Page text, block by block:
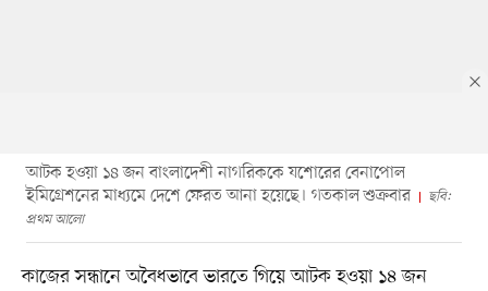
আটক হওয়া ১৪ জন বাংলাদেশী নাগরিককে যশোরের বেনাপোল
ইমিগ্রেশনের মাধ্যমে দেশে ফেরত আনা হয়েছে। গতকাল শুক্রবার
ছবি:
প্রথম আলো
কাজের সন্ধানে অবৈধভাবে ভারতে গিয়ে আটক হওয়া ১৪ জন